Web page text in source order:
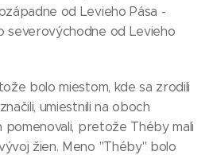
od Levieho Pása -
severovýchodne od Levieho
bolo miestom, kde sa zrodili
umiestnili na oboch
pretože Théby mali
žien. Meno "Théby" bolo